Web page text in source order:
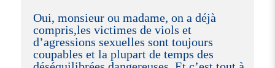
Oui, monsieur ou madame, on a déjà
compris,les victimes de viols et
d’agressions sexuelles sont toujours
coupables et la plupart de temps des